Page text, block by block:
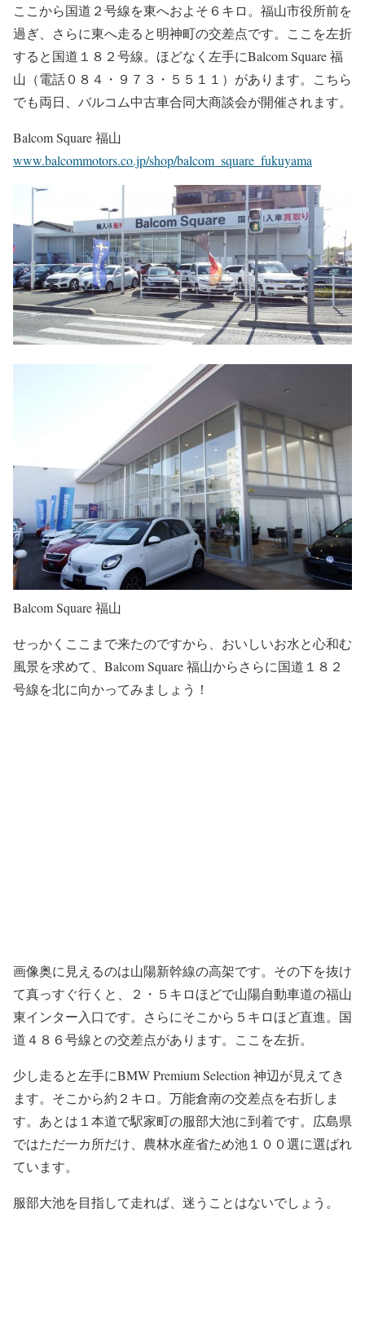
ここから国道２号線を東へおよそ６キロ。福山市役所前を
過ぎ、さらに東へ走ると明神町の交差点です。ここを左折
すると国道１８２号線。ほどなく左手にBalcom Square 福
山（電話０８４・９７３・５５１１）があります。こちら
でも両日、バルコム中古車合同大商談会が開催されます。
Balcom Square 福山
www.balcommotors.co.jp/shop/balcom_square_fukuyama
Balcom Square 福山
せっかくここまで来たのですから、おいしいお水と心和む
風景を求めて、Balcom Square 福山からさらに国道１８２
号線を北に向かってみましょう！
画像奥に見えるのは山陽新幹線の高架です。その下を抜け
て真っすぐ行くと、２・５キロほどで山陽自動車道の福山
東インター入口です。さらにそこから５キロほど直進。国
道４８６号線との交差点があります。ここを左折。
少し走ると左手にBMW Premium Selection 神辺が見えてき
ます。そこから約２キロ。万能倉南の交差点を右折しま
す。あとは１本道で駅家町の服部大池に到着です。広島県
ではただ一カ所だけ、農林水産省ため池１００選に選ばれ
ています。
服部大池を目指して走れば、迷うことはないでしょう。